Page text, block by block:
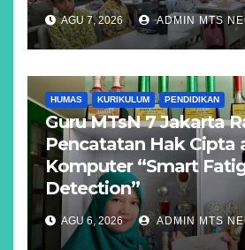
AGU 7, 2026 ADMIN MTS
HUMAS KURIKULUM PENDIDIKAN
Guru MTsN 7 Jakarta
Pencatatan Hak Cipta
Komputer “Smart
Detection”
AGU 6, 2026 ADMIN MTS